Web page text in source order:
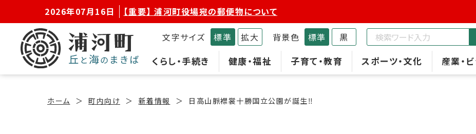
2026年07月16日 【重要】 浦河町役場宛の郵便物について
くらし・手続き 健康・福祉 子育て・教育 スポーツ・文化 産業・
文字サイズ 標準 拡大 背景色 標準 黒
ホーム 町内向け 新着情報 日高山脈襟裳十勝国立公園が誕生‼